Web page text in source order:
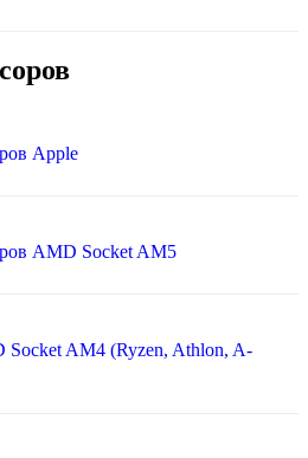
Apple
AMD Socket AM5
AM4 (Ryzen, Athlon, A-